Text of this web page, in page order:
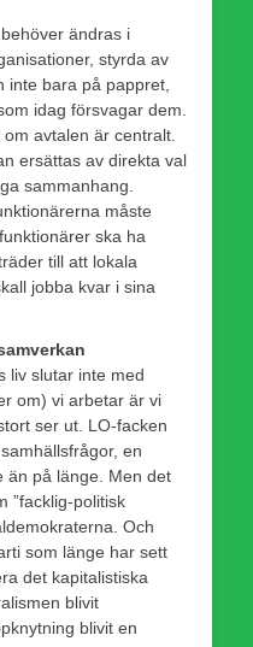
ändras i
styrda av
inte bara på pappret,
idag försvagar dem.
avtalen är centralt.
ersättas av direkta val
sammanhang.
måste
ska ha
till att lokala
jobba kvar i sina
liv slutar inte med
om) vi arbetar är vi
ser ut. LO-facken
en
än på länge. Men det
”facklig-politisk
Och
som länge har sett
det kapitalistiska
blivit
blivit en